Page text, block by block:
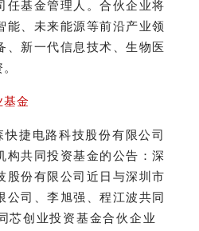
任基金管理人。合伙企业将
能、未来能源等前沿产业领
、新一代信息技术、生物医
基金
捷电路科技股份有限公司
构共同投资基金的公告：深
股份有限公司近日与深圳市
公司、李旭强、程江波共同
芯创业投资基金合伙企业